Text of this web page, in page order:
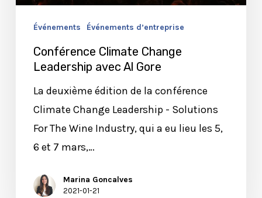
Événements Événements d’entreprise
Conférence Climate Change
Leadership avec Al Gore
La deuxième édition de la conférence
Climate Change Leadership - Solutions
For The Wine Industry, qui a eu lieu les 5,
6 et 7 mars,…
Marina Goncalves
2021-01-21